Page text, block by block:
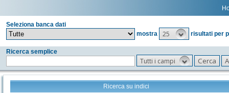
Seleziona banca dati
mostra
25 risultati per
Ricerca semplice
Tutti i campi
Ricerca su indici